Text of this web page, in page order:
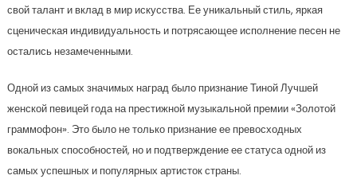
свой талант и вклад в мир искусства. Ее уникальный стиль, яркая
сценическая индивидуальность и потрясающее исполнение песен не
остались незамеченными.
Одной из самых значимых наград было признание Тиной Лучшей
женской певицей года на престижной музыкальной премии «Золотой
граммофон». Это было не только признание ее превосходных
вокальных способностей, но и подтверждение ее статуса одной из
самых успешных и популярных артисток страны.